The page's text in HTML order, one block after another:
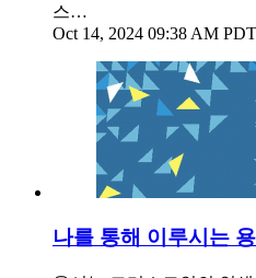
스…
Oct 14, 2024 09:38 AM PDT
나를 통해 이루시는